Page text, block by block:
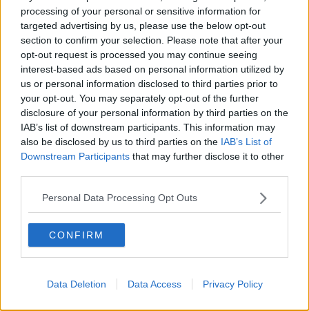
processing of your personal or sensitive information for
targeted advertising by us, please use the below opt-out
section to confirm your selection. Please note that after your
opt-out request is processed you may continue seeing
interest-based ads based on personal information utilized by
us or personal information disclosed to third parties prior to
your opt-out. You may separately opt-out of the further
disclosure of your personal information by third parties on the
IAB’s list of downstream participants. This information may
also be disclosed by us to third parties on the IAB’s List of
Downstream Participants that may further disclose it to other
Personal Data Processing Opt Outs
CONFIRM
Data Deletion Data Access Privacy Policy
E questa potrebbe essere, sotto certi aspetti, tra le poche notizie
confortanti!
Adolfo Santoro
Se vuoi leggere le notizie principali della Toscana iscriviti alla
Newsletter QUInews - ToscanaMedia.Arriva gratis tutti i giorni
alle 20:00 direttamente nella tua casella di posta.
Basta cliccareQUI
Ti potrebbe interessare anche:
Articoli dal Blog “Disincantato” di Adolfo Santoro
​Un esempio di civismo
​Il ripristino della natura secondo la legge e l’impegno dei